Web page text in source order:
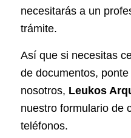
necesitarás a un
trámite.
Así que si necesitas
de documentos,
nosotros, Leukos
nuestro formulario de
teléfonos.